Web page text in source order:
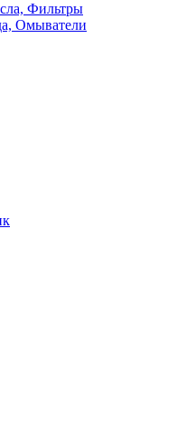
Фильтры
Омыватели